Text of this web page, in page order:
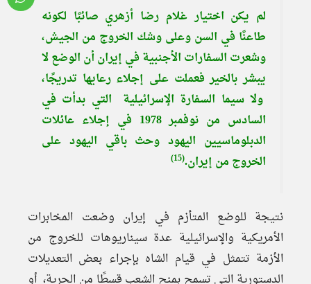
لم يكن اختيار غلام رضا أزهري صائبًا لكونه
طاعنًا في السن وعلى وشك الخروج من الجيش،
وشعرت السفارات الأجنبية في إيران أن الوضع لا
يبشر بالخير فعملت على إجلاء رعايها تدريجًا،
ولا سيما السفارة الإسرائيلية التي بدأت في
السادس من نوفمبر 1978 في إجلاء عائلات
الدبلوماسيين اليهود وحث باقي اليهود على
الخروج من إيران.(15)
نتيجة للوضع المتأزم في إيران وضعت المخابرات
الأمريكية والإسرائيلية عدة سيناريوهات للخروج من
الأزمة تتمثل في قيام الشاه بإجراء بعض التعديلات